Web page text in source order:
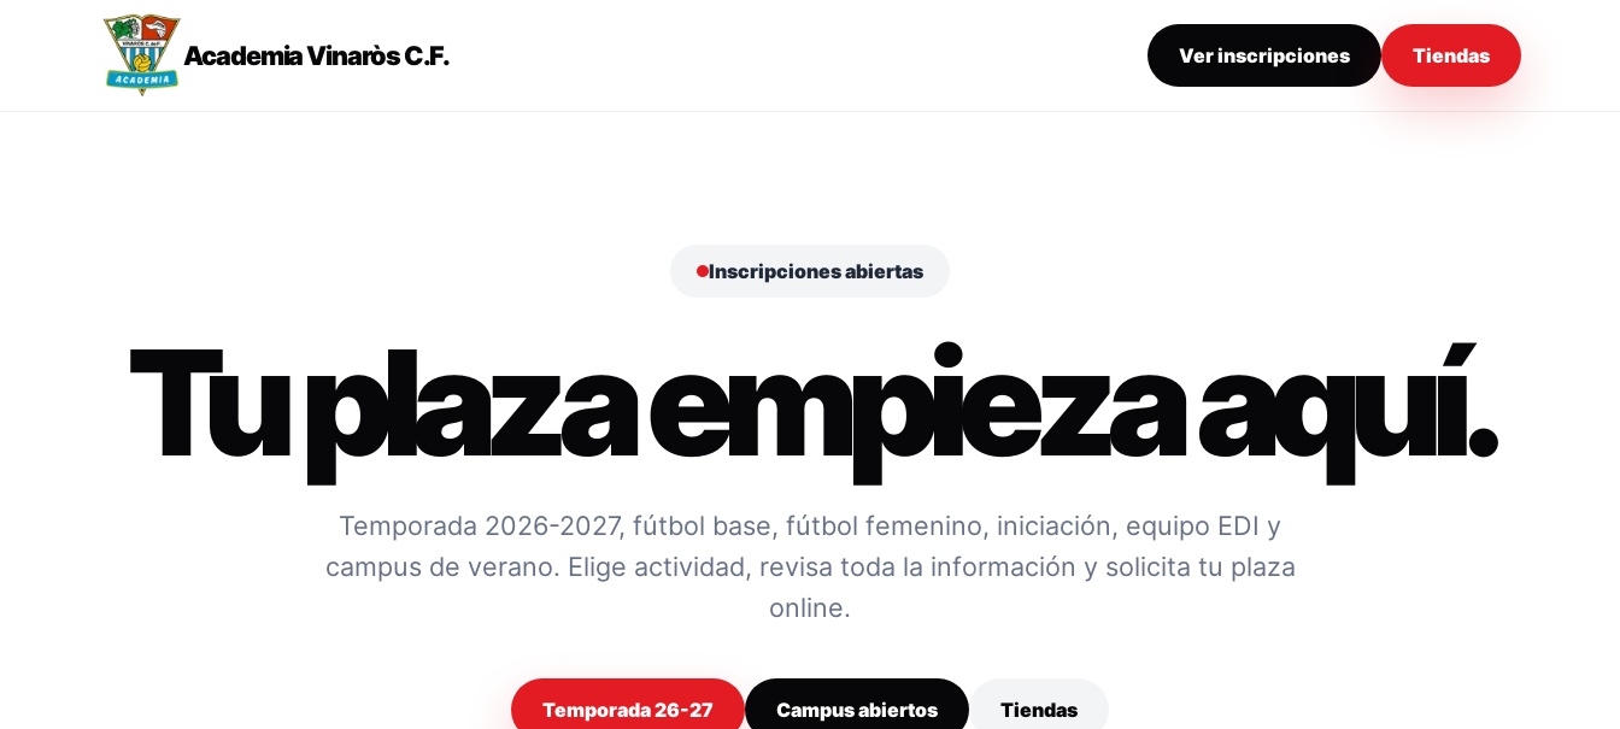
Academia Vinaròs C.F. Ver inscripciones Tiendas
Inscripciones abiertas
Tu plaza empieza aquí.
Temporada 2026-2027, fútbol base, fútbol femenino, iniciación, equipo EDI y
campus de verano. Elige actividad, revisa toda la información y solicita tu plaza
online.
Temporada 26-27 Campus abiertos Tiendas